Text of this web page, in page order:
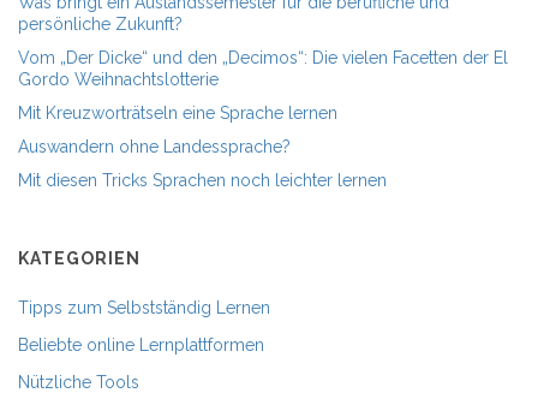
persönliche Zukunft?
Vom „Der Dicke“ und den „Decimos“: Die vielen Facetten der El
Gordo Weihnachtslotterie
Mit Kreuzworträtseln eine Sprache lernen
Auswandern ohne Landessprache?
Mit diesen Tricks Sprachen noch leichter lernen
KATEGORIEN
Tipps zum Selbstständig Lernen
Beliebte online Lernplattformen
Nützliche Tools